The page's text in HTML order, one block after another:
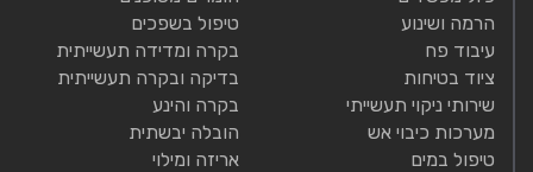
הרמה ושינוע
עיבוד פח
ציוד בטיחות
שירותי ניקוי תעשייתי
מערכות כיבוי אש
טיפול במים
טיפול בשפכים
בקרה ומדידה תעשייתית
בדיקה ובקרה תעשייתית
בקרה והינע
הובלה יבשתית
אריזה ומילוי